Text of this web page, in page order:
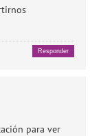
Responder
para ver